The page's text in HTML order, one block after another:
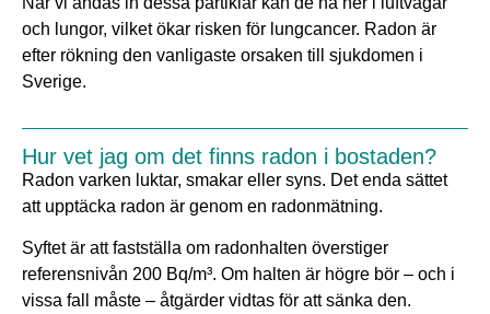
och lungor, vilket ökar risken för lungcancer. Radon är
efter rökning den vanligaste orsaken till sjukdomen i
Sverige.
Hur vet jag om det finns radon i bostaden?
Radon varken luktar, smakar eller syns. Det enda sättet
att upptäcka radon är genom en radonmätning.
Syftet är att fastställa om radonhalten överstiger
referensnivån 200 Bq/m³. Om halten är högre bör – och i
vissa fall måste – åtgärder vidtas för att sänka den.